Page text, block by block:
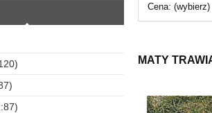
Cena: (wybierz)
MATY